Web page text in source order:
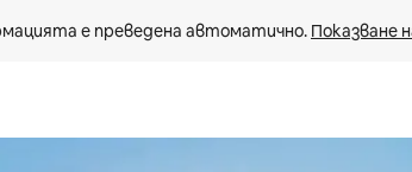
е преведена автоматично. Показване